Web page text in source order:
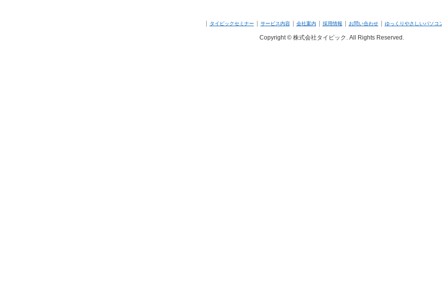
タイピックセミナー サービス内容 会社案内 採用情報 お問い合わせ ゆっくりやさしいパソコ
Copyright © 株式会社タイピック. All Rights Reserved.